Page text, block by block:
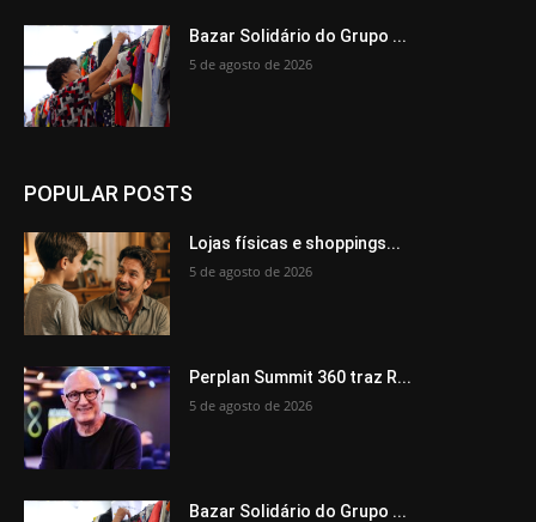
Bazar Solidário do Grupo ...
5 de agosto de 2026
POPULAR POSTS
Lojas físicas e shoppings...
5 de agosto de 2026
Perplan Summit 360 traz R...
5 de agosto de 2026
Bazar Solidário do Grupo ...